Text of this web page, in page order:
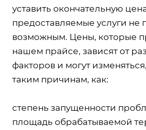
уставить окончательную
предоставляемые услуги не
возможным. Цены, которые
нашем прайсе, зависят от
факторов и могут
таким причинам, как:
степень запущенности
площадь обрабатываемой